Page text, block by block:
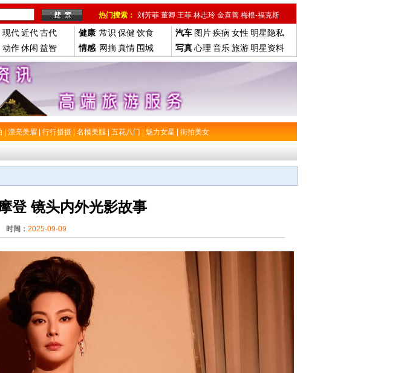
热门搜索： 刘芳菲 董卿 王菲 林志玲 金喜善 梅根-福克斯
现代近代古代
动作休闲 益智
健康 常识 保健 饮食
情感 网摘真情 围城
汽车 图片疾病 女性 明星隐私
写真心理 音乐旅游 明星资料
漂亮美眉 行行摄摄 名模美腿 五花八门 魅力女星 街拍美女
登 镜头内外光影故事
时间： 2025-09-09